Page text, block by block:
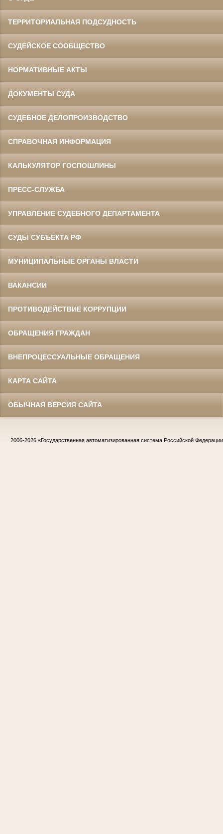
ТЕРРИТОРИАЛЬНАЯ ПОДСУДНОСТЬ
СУДЕЙСКОЕ СООБЩЕСТВО
НОРМАТИВНЫЕ АКТЫ
ДОКУМЕНТЫ СУДА
СУДЕБНОЕ ДЕЛОПРОИЗВОДСТВО
СПРАВОЧНАЯ ИНФОРМАЦИЯ
КАЛЬКУЛЯТОР ГОСПОШЛИНЫ
ПРЕСС-СЛУЖБА
УПРАВЛЕНИЕ СУДЕБНОГО ДЕПАРТАМЕНТА
СУДЫ СУБЪЕКТА РФ
МУНИЦИПАЛЬНЫЕ ОРГАНЫ ВЛАСТИ
ВАКАНСИИ
ПРОТИВОДЕЙСТВИЕ КОРРУПЦИИ
ОБРАЩЕНИЯ ГРАЖДАН
ВНЕПРОЦЕССУАЛЬНЫЕ ОБРАЩЕНИЯ
КАРТА САЙТА
ОБЫЧНАЯ ВЕРСИЯ САЙТА
2006-2026 «Государственная автоматизированная система Российской